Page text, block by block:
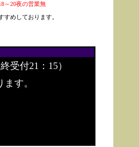
～20夜の営業無
すめしております。
受付21：15）
す。